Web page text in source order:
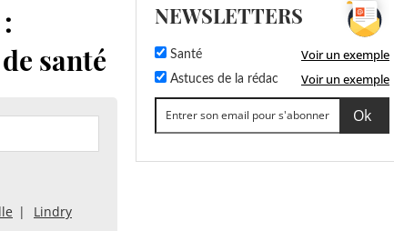
santé
Lindry
NEWSLETTERS
Santé Voir un exemple
Astuces de la rédac Voir un exemple